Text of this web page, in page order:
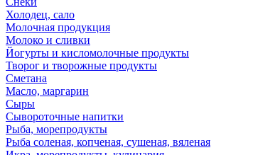
Холодец, сало
Молочная продукция
Молоко и сливки
Йогурты и кисломолочные продукты
Творог и творожные продукты
Сметана
Масло, маргарин
Сыры
Сывороточные напитки
Рыба, морепродукты
Рыба соленая, копченая, сушеная, вяленая